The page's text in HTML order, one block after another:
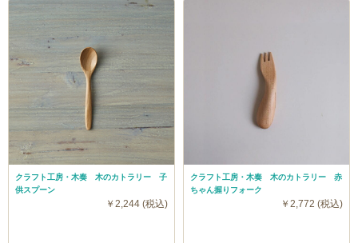
クラフト工房・木奏 木のカトラリー 子
供スプーン
￥2,244 (税込)
クラフト工房・木奏 木のカトラリー 赤
ちゃん握りフォーク
￥2,772 (税込)